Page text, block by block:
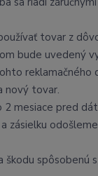
tovar z
bude uvedený
reklamačného
nový tovar.
mesiace pred
spôsobenú